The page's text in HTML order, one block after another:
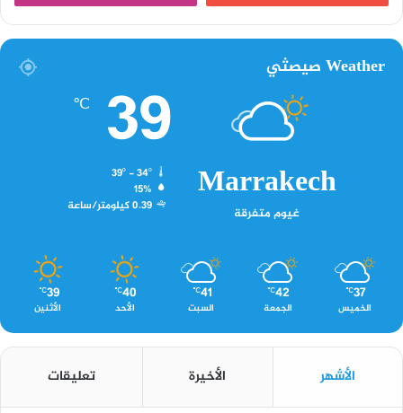
Weather صيصثي
Marrakech
غيوم متفرقة
39
℃
39º - 34º
15%
0.39 كيلومتر/ساعة
37
℃
الخميس
42
℃
الجمعة
41
℃
السبت
40
℃
الأحد
39
℃
الأثنين
الأشهر الأخيرة تعليقات